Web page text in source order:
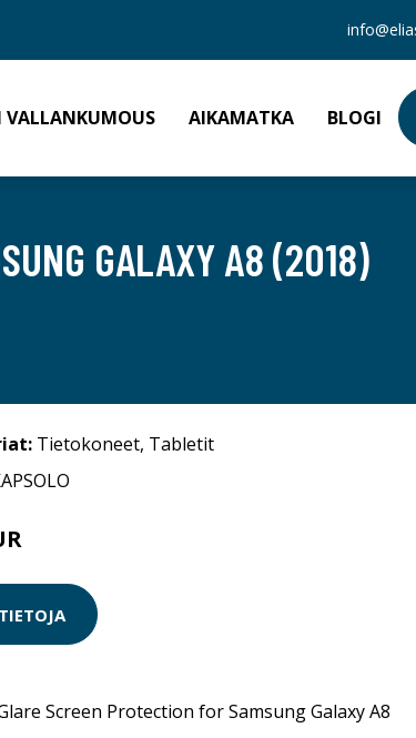
VALLANKUMOUS AIKAMATKA BLOGI
GALAXY A8 (2018)
Tietokoneet, Tabletit
Screen Protection for Samsung Galaxy A8